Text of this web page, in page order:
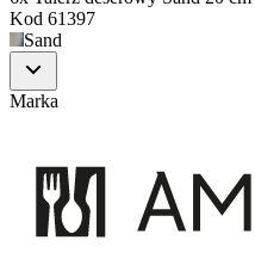
Kod 61397
Sand
Marka